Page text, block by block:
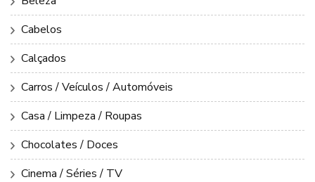
Cabelos
Calçados
Carros / Veículos / Automóveis
Casa / Limpeza / Roupas
Chocolates / Doces
Cinema / Séries / TV